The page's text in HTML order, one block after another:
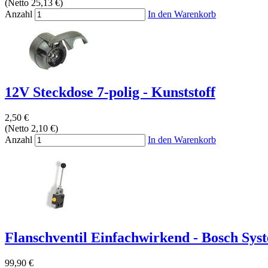
(Netto 25,13 €)
Anzahl
In den Warenkorb
12V Steckdose 7-polig - Kunststoff
2,50 €
(Netto 2,10 €)
Anzahl
In den Warenkorb
Flanschventil Einfachwirkend - Bosch
99,90 €